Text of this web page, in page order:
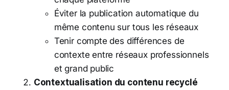
Éviter la publication automatique du
même contenu sur tous les réseaux
Tenir compte des différences de
contexte entre réseaux professionnels
et grand public
Contextualisation du contenu recyclé